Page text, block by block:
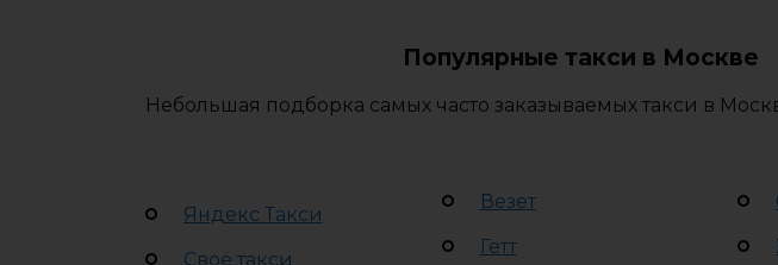
Популярные такси в Москве
Небольшая подборка самых часто заказываемых такси в
Яндекс Такси
Своё такси
Везет
Гетт